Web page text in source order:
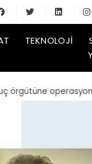
TEKNOLOJI
operasyon: 23